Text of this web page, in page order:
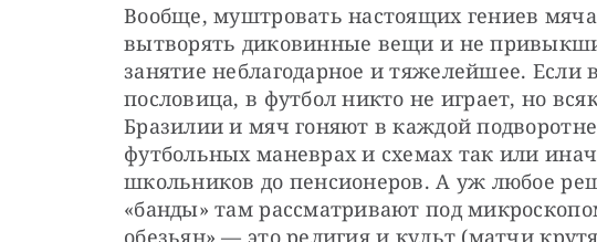
Вообще, муштровать настоящих гениев
вытворять диковинные вещи и не
занятие неблагодарное и тяжелейшее. Если
пословица, в футбол никто не играет, но
Бразилии и мяч гоняют в каждой
футбольных маневрах и схемах так или
школьников до пенсионеров. А уж любое
«банды» там рассматривают под
обезьян» — это религия и культ (матчи